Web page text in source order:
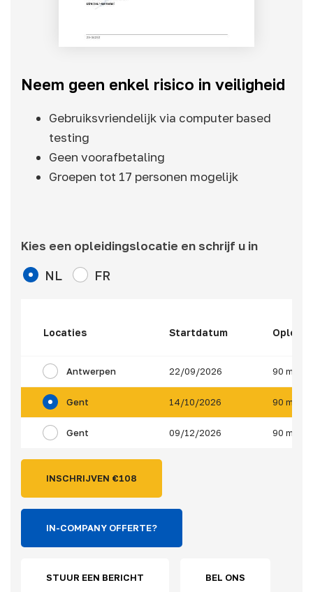
Neem geen enkel risico in veiligheid
Gebruiksvriendelijk via computer based
testing
Geen voorafbetaling
Groepen tot 17 personen mogelijk
Kies een opleidingslocatie en schrijf u in
NL FR
Locaties Startdatum
Antwerpen 22/09/2026 90
Gent 14/10/2026 90
Gent 09/12/2026 90
INSCHRIJVEN €108
IN-COMPANY OFFERTE?
STUUR EEN BERICHT BEL ONS